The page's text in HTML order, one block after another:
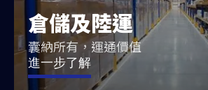
倉儲及陸運
囊納所有，運通價值
進一步了解